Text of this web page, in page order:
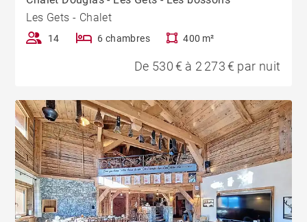
Les Gets - Chalet
14 6 chambres 400 m²
De 530 € à 2 273 € par nuit